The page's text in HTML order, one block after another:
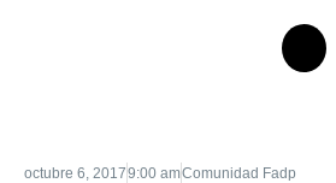
octubre 6, 20179:00 amComunidad Fadp